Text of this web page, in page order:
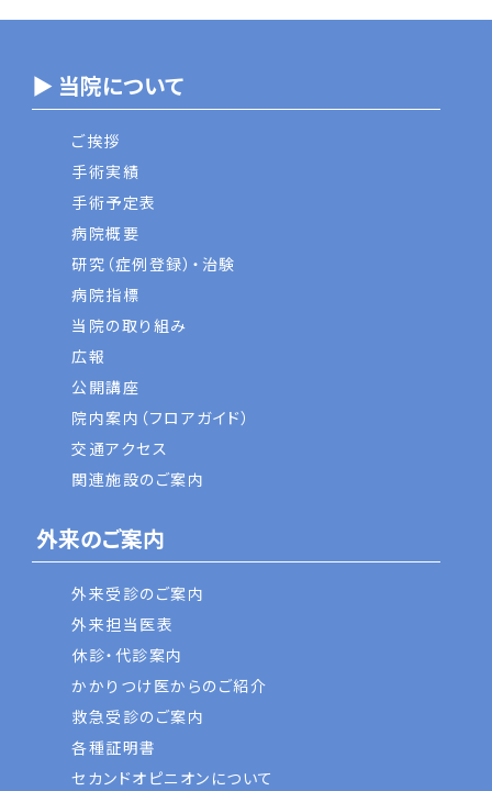
▶ 当院について
ご挨拶
手術実績
手術予定表
病院概要
研究（症例登録）・治験
病院指標
当院の取り組み
広報
公開講座
院内案内（フロアガイド）
交通アクセス
関連施設のご案内
外来のご案内
外来受診のご案内
外来担当医表
休診・代診案内
かかりつけ医からのご紹介
救急受診のご案内
各種証明書
セカンドオピニオンについて